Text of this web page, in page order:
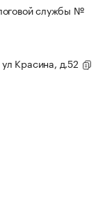
службы №
Красина, д.52